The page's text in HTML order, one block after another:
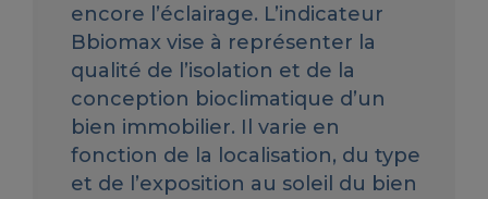
encore l’éclairage. L’indicateur
Bbiomax vise à représenter la
qualité de l’isolation et de la
conception bioclimatique d’un
bien immobilier. Il varie en
fonction de la localisation, du type
et de l’exposition au soleil du bien